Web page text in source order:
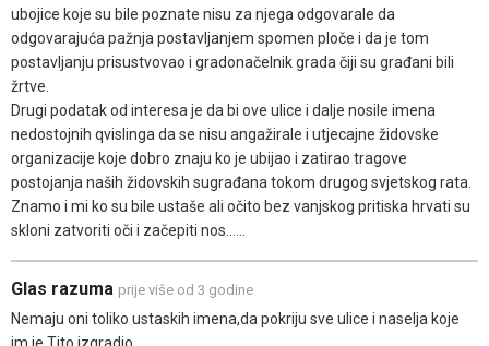
ubojice koje su bile poznate nisu za njega odgovarale da
odgovarajuća pažnja postavljanjem spomen ploče i da je tom
postavljanju prisustvovao i gradonačelnik grada čiji su građani bili
žrtve.
Drugi podatak od interesa je da bi ove ulice i dalje nosile imena
nedostojnih qvislinga da se nisu angažirale i utjecajne židovske
organizacije koje dobro znaju ko je ubijao i zatirao tragove
postojanja naših židovskih sugrađana tokom drugog svjetskog rata.
Znamo i mi ko su bile ustaše ali očito bez vanjskog pritiska hrvati su
skloni zatvoriti oči i začepiti nos......
Glas razuma prije više od 3 godine
Nemaju oni toliko ustaskih imena,da pokriju sve ulice i naselja koje
im je Tito izgradio.